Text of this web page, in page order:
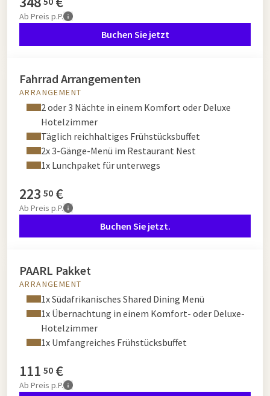
Ab Preis p.P.
Buchen Sie jetzt
Fahrrad Arrangementen
ARRANGEMENT
2 oder 3 Nächte in einem Komfort oder Deluxe
Hotelzimmer
Täglich reichhaltiges Frühstücksbuffet
2x 3-Gänge-Menü im Restaurant Nest
1x Lunchpaket für unterwegs
223 50 €
Ab Preis p.P.
Buchen Sie jetzt.
PAARL Pakket
ARRANGEMENT
1x Südafrikanisches Shared Dining Menü
1x Übernachtung in einem Komfort- oder Deluxe-
Hotelzimmer
1x Umfangreiches Frühstücksbuffet
111 50 €
Ab Preis p.P.